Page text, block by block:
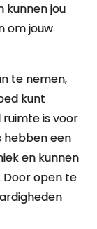
kunnen jou
om jouw
te nemen,
kunt
is voor
hebben een
en kunnen
Door open te